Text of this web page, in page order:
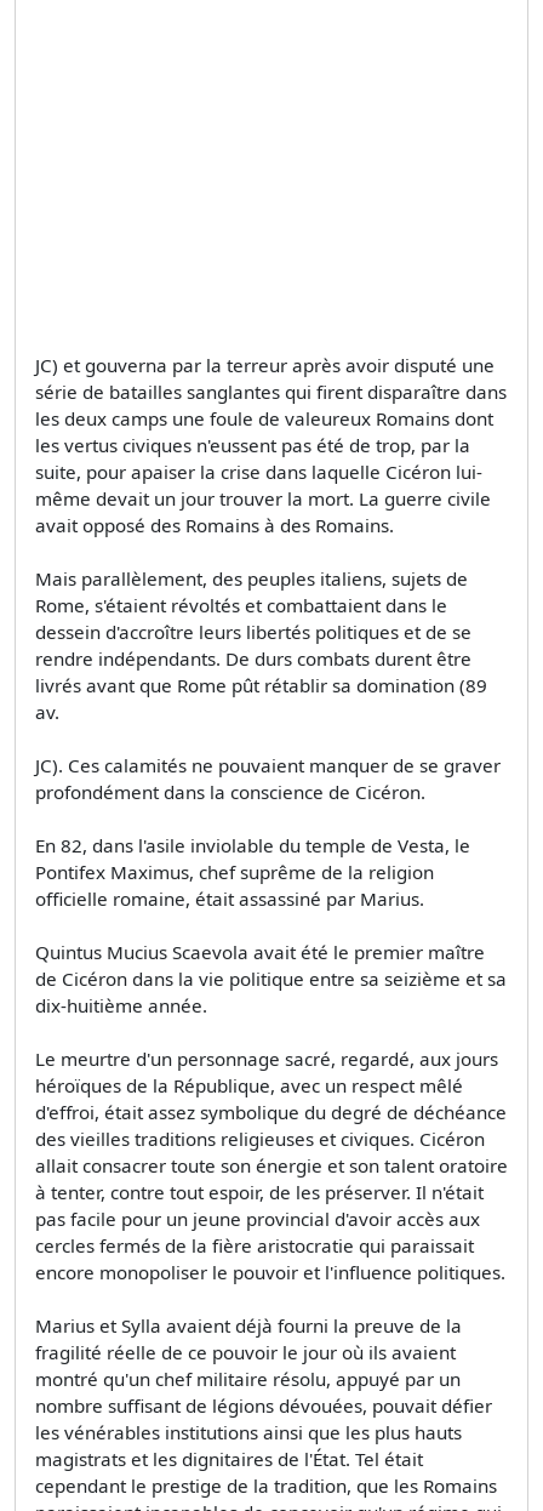
JC) et gouverna par la terreur après avoir disputé une
série de batailles sanglantes qui firent disparaître dans
les deux camps une foule de valeureux Romains dont
les vertus civiques n'eussent pas été de trop, par la
suite, pour apaiser la crise dans laquelle Cicéron lui-
même devait un jour trouver la mort. La guerre civile
avait opposé des Romains à des Romains.
Mais parallèlement, des peuples italiens, sujets de
Rome, s'étaient révoltés et combattaient dans le
dessein d'accroître leurs libertés politiques et de se
rendre indépendants. De durs combats durent être
livrés avant que Rome pût rétablir sa domination (89
av.
JC). Ces calamités ne pouvaient manquer de se graver
profondément dans la conscience de Cicéron.
En 82, dans l'asile inviolable du temple de Vesta, le
Pontifex Maximus, chef suprême de la religion
officielle romaine, était assassiné par Marius.
Quintus Mucius Scaevola avait été le premier maître
de Cicéron dans la vie politique entre sa seizième et sa
dix-huitième année.
Le meurtre d'un personnage sacré, regardé, aux jours
héroïques de la République, avec un respect mêlé
d'effroi, était assez symbolique du degré de déchéance
des vieilles traditions religieuses et civiques. Cicéron
allait consacrer toute son énergie et son talent oratoire
à tenter, contre tout espoir, de les préserver. Il n'était
pas facile pour un jeune provincial d'avoir accès aux
cercles fermés de la fière aristocratie qui paraissait
encore monopoliser le pouvoir et l'influence politiques.
Marius et Sylla avaient déjà fourni la preuve de la
fragilité réelle de ce pouvoir le jour où ils avaient
montré qu'un chef militaire résolu, appuyé par un
nombre suffisant de légions dévouées, pouvait défier
les vénérables institutions ainsi que les plus hauts
magistrats et les dignitaires de l'État. Tel était
cependant le prestige de la tradition, que les Romains